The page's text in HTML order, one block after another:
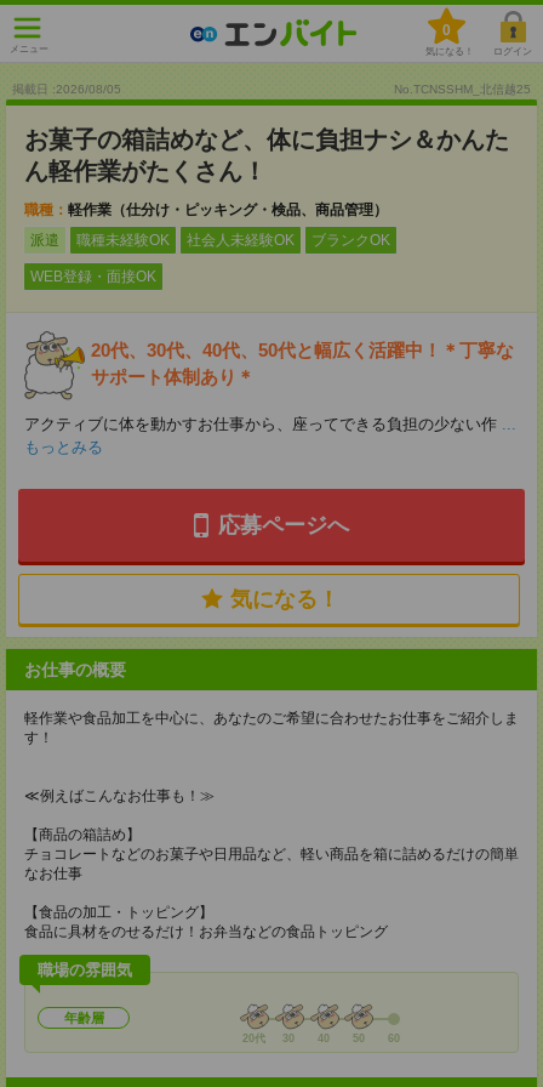
メニュー
0
気になる！ ログイン
掲載日 :2026/08/05 No.TCNSSHM_北信越25
お菓子の箱詰めなど、体に負担ナシ＆かんた
ん軽作業がたくさん！
職種： 軽作業（仕分け・ピッキング・検品、商品管理）
派遣
職種未経験OK 社会人未経験OK ブランクOK
WEB登録・面接OK
20代、30代、40代、50代と幅広く活躍中！＊丁寧な
サポート体制あり＊
アクティブに体を動かすお仕事から、座ってできる負担の少ない作 ...
もっとみる
応募ページへ
気になる！
お仕事の概要
軽作業や食品加工を中心に、あなたのご希望に合わせたお仕事をご紹介しま
す！
≪例えばこんなお仕事も！≫
【商品の箱詰め】
チョコレートなどのお菓子や日用品など、軽い商品を箱に詰めるだけの簡単
なお仕事
【食品の加工・トッピング】
食品に具材をのせるだけ！お弁当などの食品トッピング
職場の雰囲気
年齢層
20代 30 40 50 60